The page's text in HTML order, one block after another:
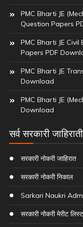
PMC Bharti JE
Question Papers
PMC Bharti JE
Papers PDF
PMC Bharti JE
Download
PMC Bharti JE
Download
सर्व सरकारी जाहिराती
सरकारी नोकरी जाहिरात
सरकारी नोकरी निकाल
Sarkari Naukri
सरकारी नोकरी मेरीट लिस्ट